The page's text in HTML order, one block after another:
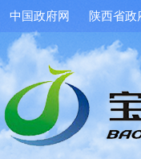
中国政府网 陕西省政